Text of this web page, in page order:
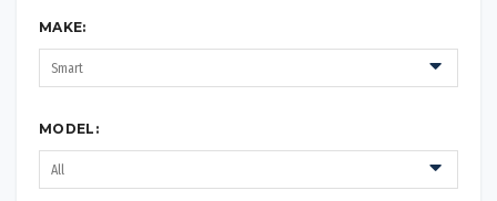
MAKE:
MODEL: